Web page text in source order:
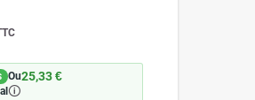
Ou25,33 €
🛈